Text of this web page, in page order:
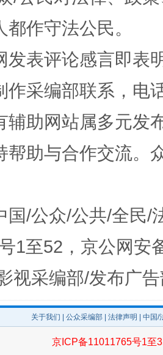
的艺术幻境
任有效落实
抗生素超标问题” 法
作守法公民。
发表评论感言即表
作采编部联系，电
辅助网站属多元发
帮助与合作交流。
国/公众/公共/全民/
1至52，京公网安
视采编部/发布广
关于我们 公众采编部 法律声明 | 中国
京ICP备11011765号1至